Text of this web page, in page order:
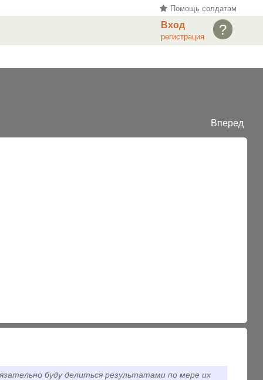
Помощь солдатам
?
Вход
регистрация
Вперед
буду делиться результатами по мере их